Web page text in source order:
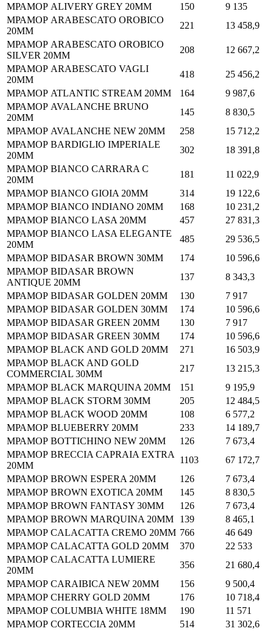
МРАМОР ALIVERY GREY 20MM
150
9 135
МРАМОР ARABESCATO OROBICO
20MM
221
13 458,9
МРАМОР ARABESCATO OROBICO
SILVER 20MM
208
12 667,2
МРАМОР ARABESCATO VAGLI
20MM
418
25 456,2
МРАМОР ATLANTIC STREAM 20MM
164
9 987,6
МРАМОР AVALANCHE BRUNO
20MM
145
8 830,5
МРАМОР AVALANCHE NEW 20MM
258
15 712,2
МРАМОР BARDIGLIO IMPERIALE
20MM
302
18 391,8
МРАМОР BIANCO CARRARA C
20MM
181
11 022,9
МРАМОР BIANCO GIOIA 20MM
314
19 122,6
МРАМОР BIANCO INDIANO 20MM
168
10 231,2
МРАМОР BIANCO LASA 20MM
457
27 831,3
МРАМОР BIANCO LASA ELEGANTE
20MM
485
29 536,5
МРАМОР BIDASAR BROWN 30MM
174
10 596,6
МРАМОР BIDASAR BROWN
ANTIQUE 20MM
137
8 343,3
МРАМОР BIDASAR GOLDEN 20MM
130
7 917
МРАМОР BIDASAR GOLDEN 30MM
174
10 596,6
МРАМОР BIDASAR GREEN 20MM
130
7 917
МРАМОР BIDASAR GREEN 30MM
174
10 596,6
МРАМОР BLACK AND GOLD 20MM
271
16 503,9
МРАМОР BLACK AND GOLD
COMMERCIAL 30MM
217
13 215,3
МРАМОР BLACK MARQUINA 20MM
151
9 195,9
МРАМОР BLACK STORM 30MM
205
12 484,5
МРАМОР BLACK WOOD 20MM
108
6 577,2
МРАМОР BLUEBERRY 20MM
233
14 189,7
МРАМОР BOTTICHINO NEW 20MM
126
7 673,4
МРАМОР BRECCIA CAPRAIA EXTRA
20MM
1103
67 172,7
МРАМОР BROWN ESPERA 20MM
126
7 673,4
МРАМОР BROWN EXOTICA 20MM
145
8 830,5
МРАМОР BROWN FANTASY 30MM
126
7 673,4
МРАМОР BROWN MARQUINA 20MM
139
8 465,1
МРАМОР CALACATTA CREMO 20MM 766
46 649
МРАМОР CALACATTA GOLD 20MM
370
22 533
МРАМОР CALACATTA LUMIERE
20MM
356
21 680,4
МРАМОР CARAIBICA NEW 20MM
156
9 500,4
МРАМОР CHERRY GOLD 20MM
176
10 718,4
МРАМОР COLUMBIA WHITE 18MM
190
11 571
МРАМОР CORTECCIA 20MM
514
31 302,6